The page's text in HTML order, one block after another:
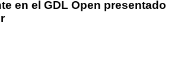
en el GDL Open presentado